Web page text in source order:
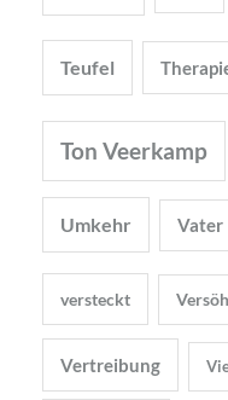
Teufel
Ton Veerkamp
Umkehr Vater
versteckt
Vertreibung